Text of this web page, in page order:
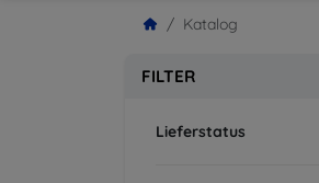
Katalog
FILTER
Lieferstatus